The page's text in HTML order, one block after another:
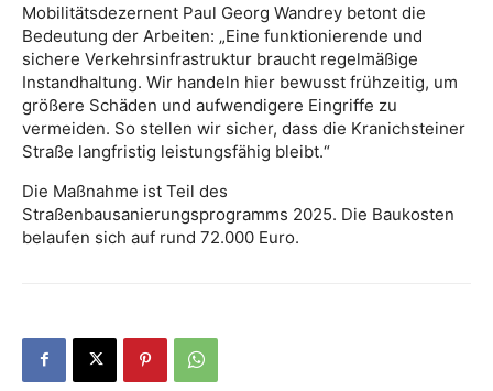
Mobilitätsdezernent Paul Georg Wandrey betont die
Bedeutung der Arbeiten: „Eine funktionierende und
sichere Verkehrsinfrastruktur braucht regelmäßige
Instandhaltung. Wir handeln hier bewusst frühzeitig, um
größere Schäden und aufwendigere Eingriffe zu
vermeiden. So stellen wir sicher, dass die Kranichsteiner
Straße langfristig leistungsfähig bleibt.“
Die Maßnahme ist Teil des
Straßenbausanierungsprogramms 2025. Die Baukosten
belaufen sich auf rund 72.000 Euro.